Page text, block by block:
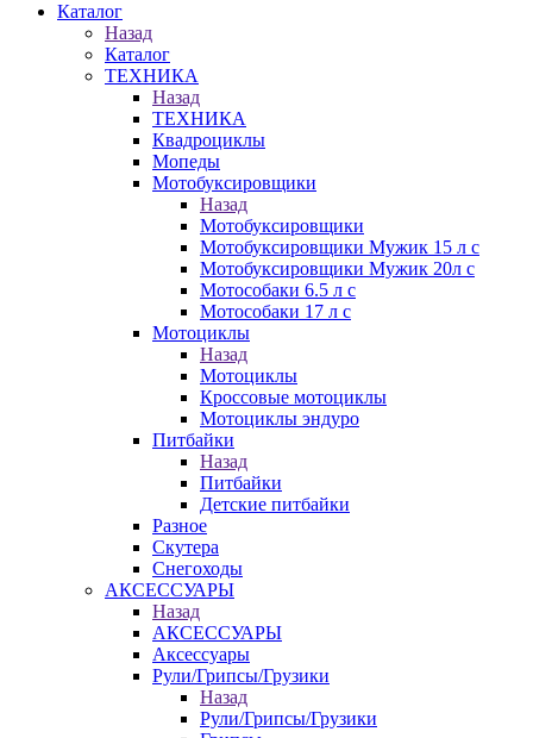
Каталог
Назад
Каталог
ТЕХНИКА
Назад
ТЕХНИКА
Квадроциклы
Мопеды
Мотобуксировщики
Назад
Мотобуксировщики
Мотобуксировщики Мужик 15 л с
Мотобуксировщики Мужик 20л с
Мотособаки 6.5 л с
Мотособаки 17 л с
Мотоциклы
Назад
Мотоциклы
Кроссовые мотоциклы
Мотоциклы эндуро
Питбайки
Назад
Питбайки
Детские питбайки
Разное
Скутера
Снегоходы
АКСЕССУАРЫ
Назад
АКСЕССУАРЫ
Аксессуары
Рули/Грипсы/Грузики
Назад
Рули/Грипсы/Грузики